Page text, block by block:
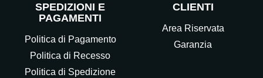
SPEDIZIONI E
PAGAMENTI
Politica di Pagamento
Politica di Recesso
Politica di Spedizione
CLIENTI
Area Riservata
Garanzia